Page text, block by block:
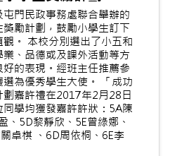
門民政事務處聯合舉辦的
獎勵計劃，鼓勵小學生訂下
。 本校分別選出了小五和
、品德或及課外活動等方
的表現。經班主任推薦參
為優秀學生大使。 「成功
嘉許禮在2017年2月28日
學均獲發嘉許許狀：5A陳
、5D黎靜欣、5E曾綠娜、
卓棋 、6D周依桐、6E李